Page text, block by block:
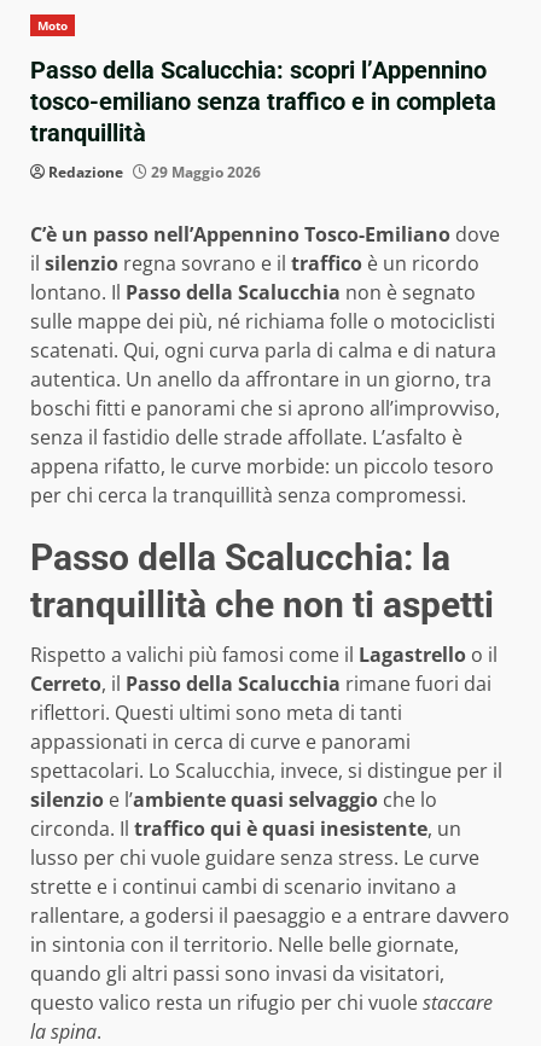
Moto
Passo della Scalucchia: scopri l’Appennino
tosco-emiliano senza traffico e in completa
tranquillità
Redazione 29 Maggio 2026
C’è un passo nell’Appennino Tosco-Emiliano dove
il silenzio regna sovrano e il traffico è un ricordo
lontano. Il Passo della Scalucchia non è segnato
sulle mappe dei più, né richiama folle o motociclisti
scatenati. Qui, ogni curva parla di calma e di natura
autentica. Un anello da affrontare in un giorno, tra
boschi fitti e panorami che si aprono all’improvviso,
senza il fastidio delle strade affollate. L’asfalto è
appena rifatto, le curve morbide: un piccolo tesoro
per chi cerca la tranquillità senza compromessi.
Passo della Scalucchia: la
tranquillità che non ti aspetti
Rispetto a valichi più famosi come il Lagastrello o il
Cerreto, il Passo della Scalucchia rimane fuori dai
riflettori. Questi ultimi sono meta di tanti
appassionati in cerca di curve e panorami
spettacolari. Lo Scalucchia, invece, si distingue per il
silenzio e l’ambiente quasi selvaggio che lo
circonda. Il traffico qui è quasi inesistente, un
lusso per chi vuole guidare senza stress. Le curve
strette e i continui cambi di scenario invitano a
rallentare, a godersi il paesaggio e a entrare davvero
in sintonia con il territorio. Nelle belle giornate,
quando gli altri passi sono invasi da visitatori,
questo valico resta un rifugio per chi vuolestaccare
la spina.